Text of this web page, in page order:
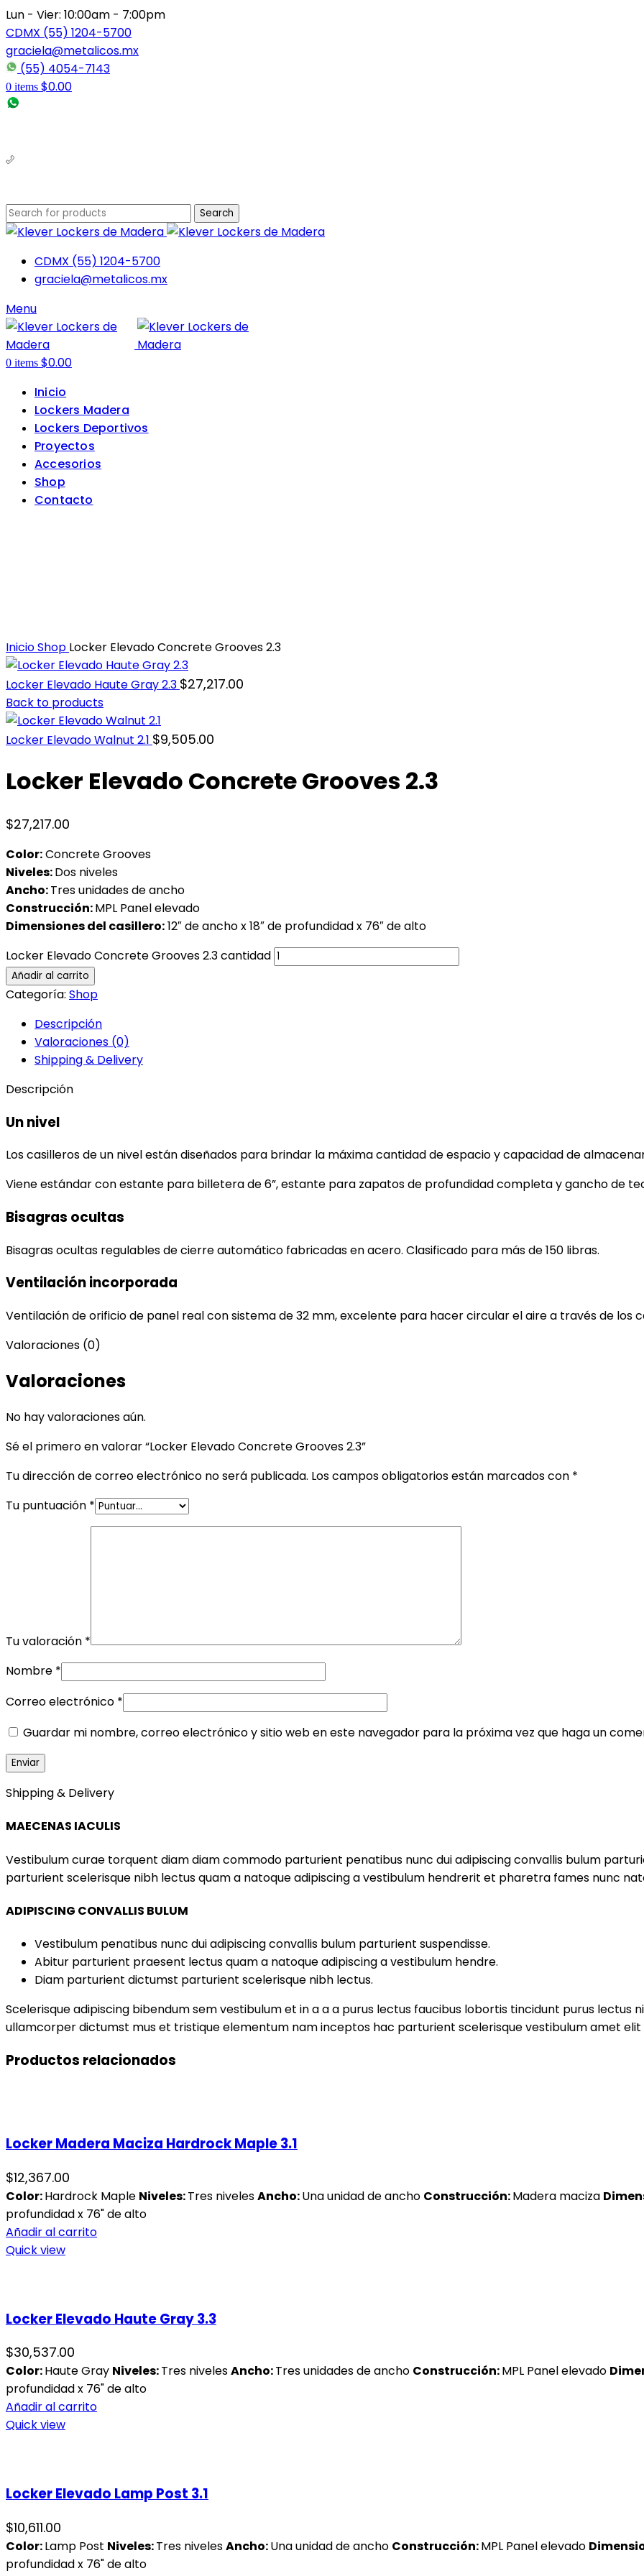
Lun - Vier: 10:00am - 7:00pm
CDMX (55) 1204-5700
graciela@metalicos.mx
(55) 4054-7143
0 items $0.00
Search
CDMX (55) 1204-5700
graciela@metalicos.mx
Menu
0 items $0.00
Inicio
Lockers Madera
Lockers Deportivos
Proyectos
Accesorios
Shop
Contacto
InicioShop Locker Elevado Concrete Grooves 2.3
Locker Elevado Haute Gray 2.3 $27,217.00
Back to products
Locker Elevado Walnut 2.1 $9,505.00
Locker Elevado Concrete Grooves 2.3
$27,217.00
Color:Concrete Grooves
Niveles:Dos niveles
Ancho:Tres unidades de ancho
Construcción:MPL Panel elevado
Dimensiones del casillero:12″ de ancho x 18″ de profundidad x 76″ de alto
Locker Elevado Concrete Grooves 2.3 cantidad
Añadir al carrito
Categoría: Shop
Descripción
Valoraciones (0)
Shipping & Delivery
Descripción
Un nivel
Los casilleros de un nivel están diseñados para brindar la máxima cantidad de espacio y capacidad de
Viene estándar con estante para billetera de 6”, estante para zapatos de profundidad completa y gancho de
Bisagras ocultas
Bisagras ocultas regulables de cierre automático fabricadas en acero. Clasificado para más de 150 libras.
Ventilación incorporada
Ventilación de orificio de panel real con sistema de 32 mm, excelente para hacer circular el aire a través de los
Valoraciones (0)
Valoraciones
No hay valoraciones aún.
Sé el primero en valorar “Locker Elevado Concrete Grooves 2.3”
Tu dirección de correo electrónico no será publicada. Los campos obligatorios están marcados con *
Tu puntuación *
Tu valoración *
Nombre *
Correo electrónico *
Guardar mi nombre, correo electrónico y sitio web en este navegador para la próxima vez que haga un
Shipping & Delivery
MAECENAS IACULIS
Vestibulum curae torquent diam diam commodo parturient penatibus nunc dui adipiscing convallis bulum
parturient scelerisque nibh lectus quam a natoque adipiscing a vestibulum hendrerit et pharetra fames nunc
ADIPISCING CONVALLIS BULUM
Vestibulum penatibus nunc dui adipiscing convallis bulum parturient suspendisse.
Abitur parturient praesent lectus quam a natoque adipiscing a vestibulum hendre.
Diam parturient dictumst parturient scelerisque nibh lectus.
Scelerisque adipiscing bibendum sem vestibulum et in a a a purus lectus faucibus lobortis tincidunt purus lectus
ullamcorper dictumst mus et tristique elementum nam inceptos hac parturient scelerisque vestibulum amet
Productos relacionados
Locker Madera Maciza Hardrock Maple 3.1
$12,367.00
Color:Hardrock Maple Niveles:Tres nivelesAncho:Una unidad de ancho Construcción:Madera maciza
profundidad x 76" de alto
Añadir al carrito
Quick view
Locker Elevado Haute Gray 3.3
$30,537.00
Color:Haute Gray Niveles:Tres nivelesAncho:Tres unidades de ancho Construcción:MPL Panel elevado
profundidad x 76" de alto
Añadir al carrito
Quick view
Locker Elevado Lamp Post 3.1
$10,611.00
Color:Lamp Post Niveles:Tres nivelesAncho:Una unidad de ancho Construcción:MPL Panel elevado
profundidad x 76" de alto